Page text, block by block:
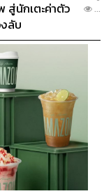
สู่นักเตะค่าตัว
ลับ
...